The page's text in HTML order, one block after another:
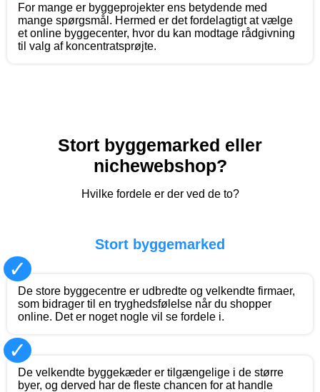
For mange er byggeprojekter ens betydende med
mange spørgsmål. Hermed er det fordelagtigt at vælge
et online byggecenter, hvor du kan modtage rådgivning
til valg af koncentratsprøjte.
Stort byggemarked eller
nichewebshop?
Hvilke fordele er der ved de to?
Stort byggemarked
✓
De store byggecentre er udbredte og velkendte firmaer,
som bidrager til en tryghedsfølelse når du shopper
online. Det er noget nogle vil se fordele i.
✓
De velkendte byggekæder er tilgængelige i de større
byer, og derved har de fleste chancen for at handle